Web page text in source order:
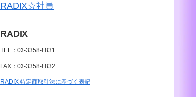
RADIX☆社員
RADIX
TEL：03-3358-8831
FAX：03-3358-8832
RADIX 特定商取引法に基づく表記